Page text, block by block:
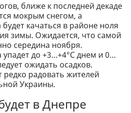
ближе к последней декаде
мокрым снегом, а
качаться в районе ноля
зимы. Ожидается, что самой
середина ноября.
упадет до +3…+4°С днем ​​и 0…
ожидать осадков.
радовать жителей
Украины.
в Днепре